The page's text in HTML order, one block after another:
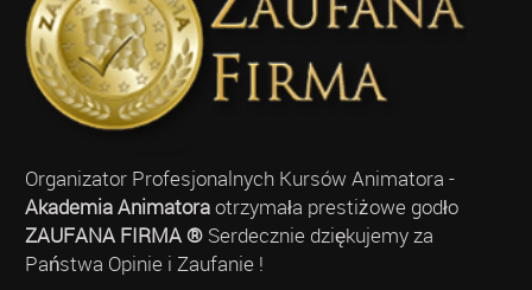
Organizator Profesjonalnych Kursów Animatora -
Akademia Animatoraotrzymała prestiżowe godło
ZAUFANA FIRMA ®Serdecznie dziękujemy za
Państwa Opinie i Zaufanie !